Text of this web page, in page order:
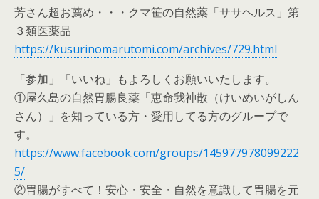
芳さん超お薦め・・・クマ笹の自然薬「ササヘルス」第
３類医薬品
https://kusurinomarutomi.com/archives/729.html
「参加」「いいね」もよろしくお願いいたします。
①屋久島の自然胃腸良薬「恵命我神散（けいめいがしん
さん）」を知っている方・愛用してる方のグループで
す。
https://www.facebook.com/groups/145977978099222
5/
②胃腸がすべて！安心・安全・自然を意識して胃腸を元